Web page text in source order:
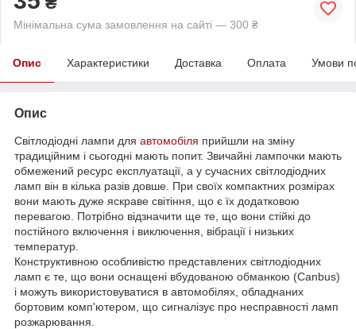
Мінімальна сума замовлення на сайті — 300 ₴
Опис Характеристики Доставка Оплата Умови
Опис
Світлодіодні лампи для автомобіля прийшли на зміну
традиційним і сьогодні мають попит. Звичайні лампочки мають
обмежений ресурс експлуатації, а у сучасних світлодіодних
ламп він в кілька разів довше. При своїх компактних розмірах
вони мають дуже яскраве світіння, що є їх додатковою
перевагою. Потрібно відзначити ще те, що вони стійкі до
постійного включення і виключення, вібрації і низьких
температур.
Конструктивною особливістю представлених світлодіодних
ламп є те, що вони оснащені вбудованою обманкою (Canbus)
і можуть використовуватися в автомобілях, обладнаних
бортовим комп'ютером, що сигналізує про несправності ламп
розжарювання.